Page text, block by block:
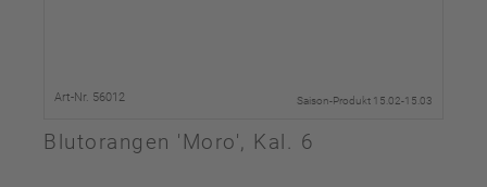
Art-Nr. 56012 Saison-Produkt 15.02-15.03
Blutorangen 'Moro', Kal. 6